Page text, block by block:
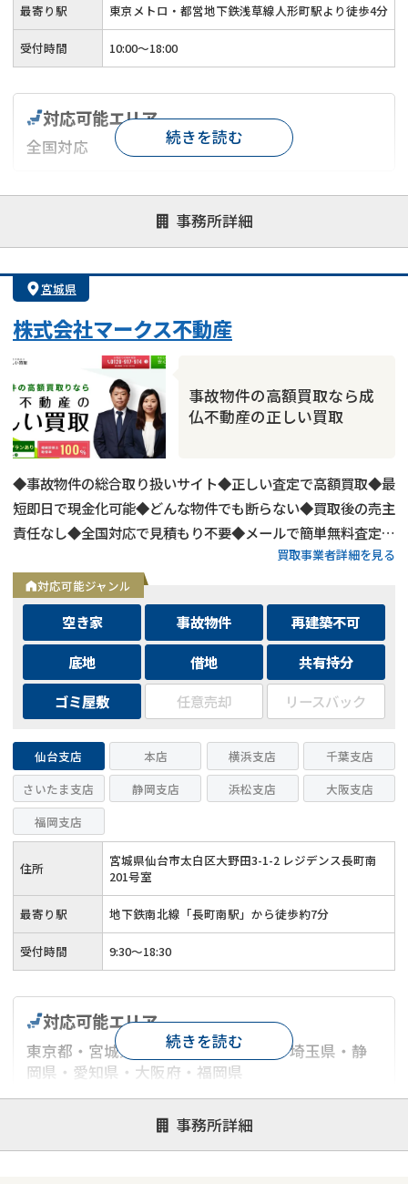
最寄り駅 東京メトロ・都営地下鉄浅草線人形町駅より徒歩4分
受付時間 10:00～18:00
事務所詳細
対応可能エリア
全国対応
対応が親身 オンライン面談可能
レスポンスが早い
1億円以上の買取可
続きを読む
宮城県
株式会社マークス不動産
事故物件の高額買取なら成
仏不動産の正しい買取
◆事故物件の総合取り扱いサイト◆正しい査定で高額買取◆最
短即日で現金化可能◆どんな物件でも断らない◆買取後の売主
責任なし◆全国対応で見積もり不要◆メールで簡単無料査定依
買取事業者詳細を見る
対応可能ジャンル
空き家 事故物件
再建築不可
底地
借地
共有持分
ゴミ屋敷
任意売却 リースバック
仙台支店 本店 横浜支店
千葉支店
さいたま支店
静岡支店 浜松支店
大阪支店
福岡支店
住所
宮城県仙台市太白区大野田3-1-2 レジデンス長町南
201号室
最寄り駅 地下鉄南北線「長町南駅」から徒歩約7分
受付時間 9:30～18:30
事務所詳細
対応可能エリア
東京都・宮城県・神奈川県・千葉県・埼玉県・静
岡県・愛知県・大阪府・福岡県
オンライン面談可能
決済までが早い
1億円以上の買取可
業歴10年以上
続きを読む